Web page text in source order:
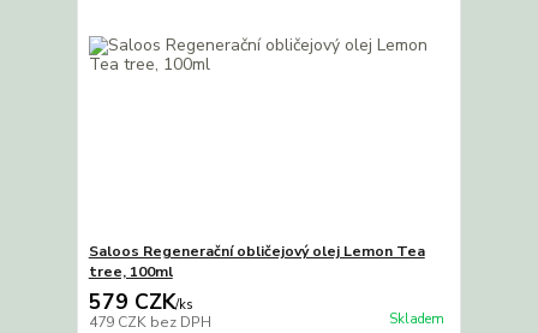
Saloos Regenerační obličejový olej Lemon Tea
tree, 100ml
579 CZK/ks
479 CZK bez DPH Skladem